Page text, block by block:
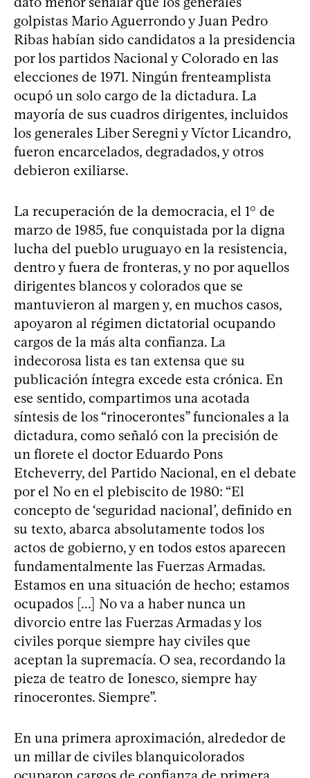
golpistas Mario Aguerrondo y Juan Pedro
Ribas habían sido candidatos a la presidencia
por los partidos Nacional y Colorado en las
elecciones de 1971. Ningún frenteamplista
ocupó un solo cargo de la dictadura. La
mayoría de sus cuadros dirigentes, incluidos
los generales Liber Seregni y Víctor Licandro,
fueron encarcelados, degradados, y otros
debieron exiliarse.
La recuperación de la democracia, el 1° de
marzo de 1985, fue conquistada por la digna
lucha del pueblo uruguayo en la resistencia,
dentro y fuera de fronteras, y no por aquellos
dirigentes blancos y colorados que se
mantuvieron al margen y, en muchos casos,
apoyaron al régimen dictatorial ocupando
cargos de la más alta confianza. La
indecorosa lista es tan extensa que su
publicación íntegra excede esta crónica. En
ese sentido, compartimos una acotada
síntesis de los “rinocerontes” funcionales a la
dictadura, como señaló con la precisión de
un florete el doctor Eduardo Pons
Etcheverry, del Partido Nacional, en el debate
por el No en el plebiscito de 1980: “El
concepto de ‘seguridad nacional’, definido en
su texto, abarca absolutamente todos los
actos de gobierno, y en todos estos aparecen
fundamentalmente las Fuerzas Armadas.
Estamos en una situación de hecho; estamos
ocupados [...] No va a haber nunca un
divorcio entre las Fuerzas Armadas y los
civiles porque siempre hay civiles que
aceptan la supremacía. O sea, recordando la
pieza de teatro de Ionesco, siempre hay
rinocerontes. Siempre”.
En una primera aproximación, alrededor de
un millar de civiles blanquicolorados